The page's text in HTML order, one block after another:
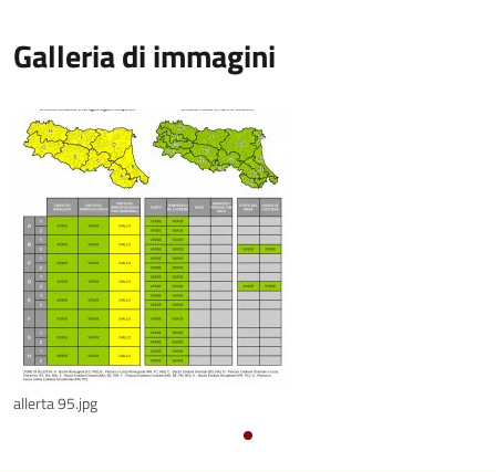
Galleria di immagini
allerta 95.jpg